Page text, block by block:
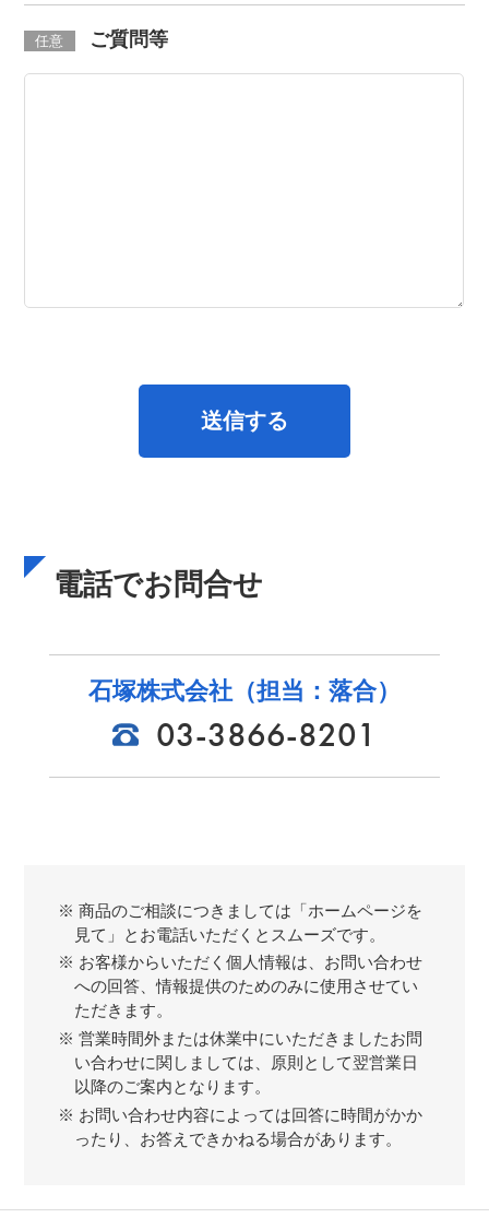
任意 ご質問等
電話でお問合せ
石塚株式会社（担当：落合）
03-3866-8201
※ 商品のご相談につきましては「ホームページを
見て」とお電話いただくとスムーズです。
※ お客様からいただく個人情報は、お問い合わせ
への回答、情報提供のためのみに使用させてい
ただきます。
※ 営業時間外または休業中にいただきましたお問
い合わせに関しましては、原則として翌営業日
以降のご案内となります。
※ お問い合わせ内容によっては回答に時間がかか
ったり、お答えできかねる場合があります。